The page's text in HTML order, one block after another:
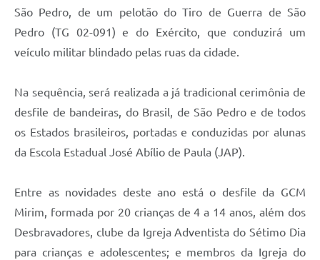
São Pedro, de um pelotão do Tiro de Guerra de São
Pedro (TG 02-091) e do Exército, que conduzirá um
veículo militar blindado pelas ruas da cidade.
Na sequência, será realizada a já tradicional cerimônia de
desfile de bandeiras, do Brasil, de São Pedro e de todos
os Estados brasileiros, portadas e conduzidas por alunas
da Escola Estadual José Abílio de Paula (JAP).
Entre as novidades deste ano está o desfile da GCM
Mirim, formada por 20 crianças de 4 a 14 anos, além dos
Desbravadores, clube da Igreja Adventista do Sétimo Dia
para crianças e adolescentes; e membros da Igreja do